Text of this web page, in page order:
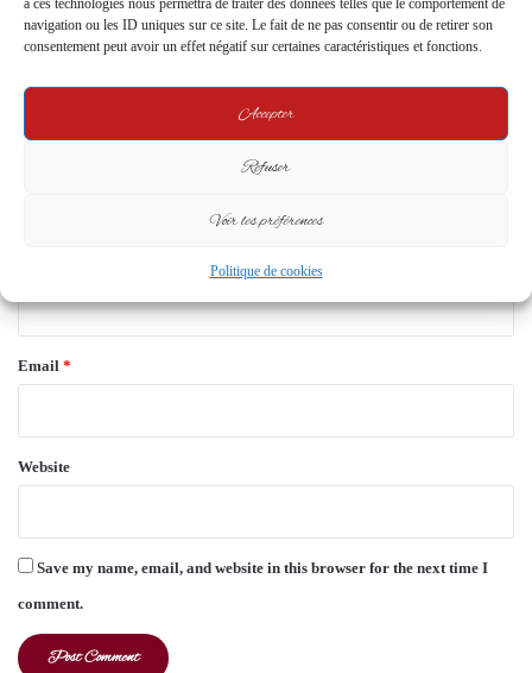
à ces technologies nous permettra de traiter des données telles que le comportement de
navigation ou les ID uniques sur ce site. Le fait de ne pas consentir ou de retirer son
consentement peut avoir un effet négatif sur certaines caractéristiques et fonctions.
Accepter
Refuser
Voir les préférences
Politique de cookies
C
o
Email *
Website
Save my name, email, and website in this browser for the next time I
comment.